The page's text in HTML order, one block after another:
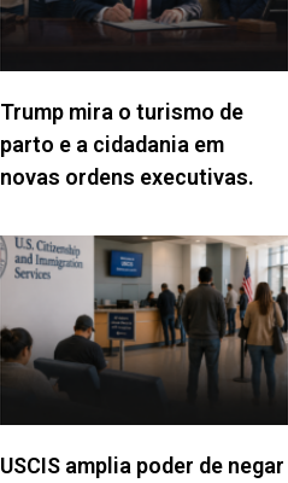
Trump mira o turismo de
parto e a cidadania em
novas ordens executivas.
USCIS amplia poder de negar